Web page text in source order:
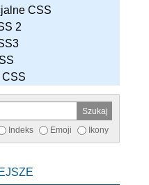
CSS
2
CSS
Indeks Emoji Ikony